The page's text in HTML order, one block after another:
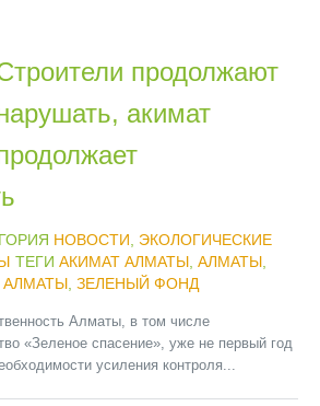
продолжают
акимат
НОВОСТИ
ЭКОЛОГИЧЕСКИЕ
ТЕГИ АКИМАТ АЛМАТЫ АЛМАТЫ
АЛМАТЫ ЗЕЛЕНЫЙ ФОНД
Алматы, в том числе
«Зеленое спасение», уже не первый год
усиления контроля...